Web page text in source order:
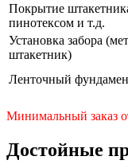
Покрытие
пинотексом и т.д.
Установка забора
штакетник)
Ленточный
Минимальный заказ
Достойные